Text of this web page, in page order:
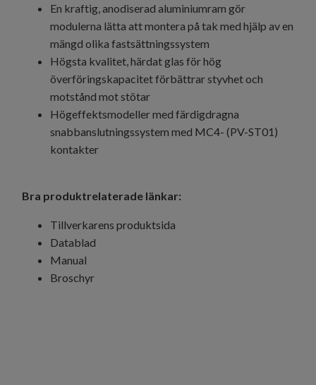
En kraftig, anodiserad aluminiumram gör
modulerna lätta att montera på tak med hjälp av en
mängd olika fastsättningssystem
Högsta kvalitet, härdat glas för hög
överföringskapacitet förbättrar styvhet och
motstånd mot stötar
Högeffektsmodeller med färdigdragna
snabbanslutningssystem med MC4- (PV-ST01)
kontakter
Bra produktrelaterade länkar:
Tillverkarens produktsida
Datablad
Manual
Broschyr